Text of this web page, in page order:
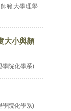
範大學理學
大小與顏
學院化學系)
學院化學系)